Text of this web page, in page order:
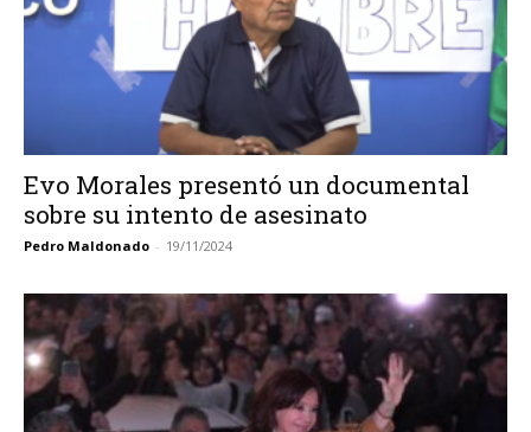
Evo Morales presentó un documental
sobre su intento de asesinato
Pedro Maldonado - 19/11/2024